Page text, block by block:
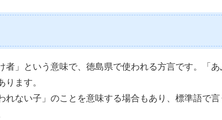
者」という意味で、徳島県で使われる方言です。「
ます。
れない子」のことを意味する場合もあり、標準語で言